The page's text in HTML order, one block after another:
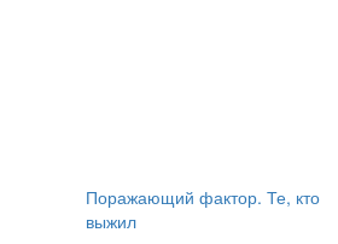
Поражающий фактор. Те, кто
выжил